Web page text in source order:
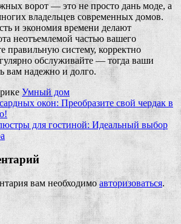
ворот — это не просто дань моде, а
владельцев современных домов.
и экономия времени делают
неотъемлемой частью вашего
правильную систему, корректно
обслуживайте — тогда ваши
вам надежно и долго.
Умный дом
окон: Преобразите свой чердак в
для гостиной: Идеальный выбор
вам необходимо авторизоваться.